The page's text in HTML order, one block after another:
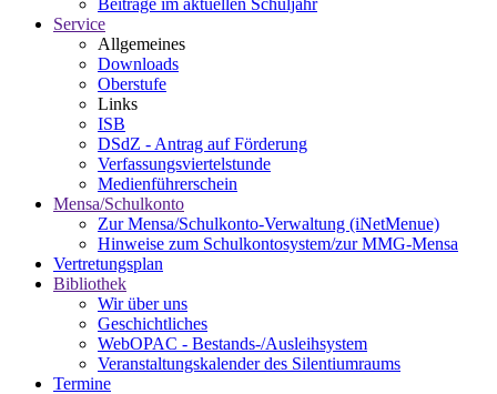
Beiträge im aktuellen Schuljahr
Service
Allgemeines
Downloads
Oberstufe
Links
ISB
DSdZ - Antrag auf Förderung
Verfassungsviertelstunde
Medienführerschein
Mensa/Schulkonto
Zur Mensa/Schulkonto-Verwaltung (iNetMenue)
Hinweise zum Schulkontosystem/zur MMG-Mensa
Vertretungsplan
Bibliothek
Wir über uns
Geschichtliches
WebOPAC - Bestands-/Ausleihsystem
Veranstaltungskalender des Silentiumraums
Termine